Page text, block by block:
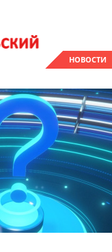
НОВОСТИ